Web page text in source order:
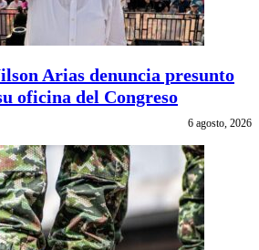
Arias denuncia presunto
oficina del Congreso
6 agosto, 2026